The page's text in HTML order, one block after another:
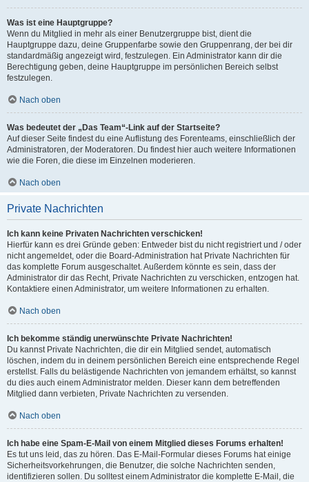
Was ist eine Hauptgruppe?
Wenn du Mitglied in mehr als einer Benutzergruppe bist, dient die
Hauptgruppe dazu, deine Gruppenfarbe sowie den Gruppenrang, der bei dir
standardmäßig angezeigt wird, festzulegen. Ein Administrator kann dir die
Berechtigung geben, deine Hauptgruppe im persönlichen Bereich selbst
festzulegen.
Nach oben
Was bedeutet der „Das Team“-Link auf der Startseite?
Auf dieser Seite findest du eine Auflistung des Forenteams, einschließlich der
Administratoren, der Moderatoren. Du findest hier auch weitere Informationen
wie die Foren, die diese im Einzelnen moderieren.
Nach oben
Private Nachrichten
Ich kann keine Privaten Nachrichten verschicken!
Hierfür kann es drei Gründe geben: Entweder bist du nicht registriert und / oder
nicht angemeldet, oder die Board-Administration hat Private Nachrichten für
das komplette Forum ausgeschaltet. Außerdem könnte es sein, dass der
Administrator dir das Recht, Private Nachrichten zu verschicken, entzogen hat.
Kontaktiere einen Administrator, um weitere Informationen zu erhalten.
Nach oben
Ich bekomme ständig unerwünschte Private Nachrichten!
Du kannst Private Nachrichten, die dir ein Mitglied sendet, automatisch
löschen, indem du in deinem persönlichen Bereich eine entsprechende Regel
erstellst. Falls du belästigende Nachrichten von jemandem erhältst, so kannst
du dies auch einem Administrator melden. Dieser kann dem betreffenden
Mitglied dann verbieten, Private Nachrichten zu versenden.
Nach oben
Ich habe eine Spam-E-Mail von einem Mitglied dieses Forums erhalten!
Es tut uns leid, das zu hören. Das E-Mail-Formular dieses Forums hat einige
Sicherheitsvorkehrungen, die Benutzer, die solche Nachrichten senden,
identifizieren sollen. Du solltest einem Administrator die komplette E-Mail, die